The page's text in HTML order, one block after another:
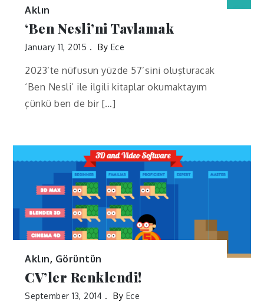
Aklın
‘Ben Nesli’ni Tavlamak
January 11, 2015 By Ece
2023’te nüfusun yüzde 57’sini oluşturacak
‘Ben Nesli’ ile ilgili kitaplar okumaktayım
çünkü ben de bir […]
Aklın, Görüntün
CV’ler Renklendi!
September 13, 2014 By Ece